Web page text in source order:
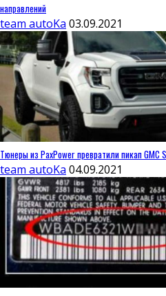
направлений
team autoKa 03.09.2021
Тюнеры из PaxPower превратили пикап
team autoKa 04.09.2021